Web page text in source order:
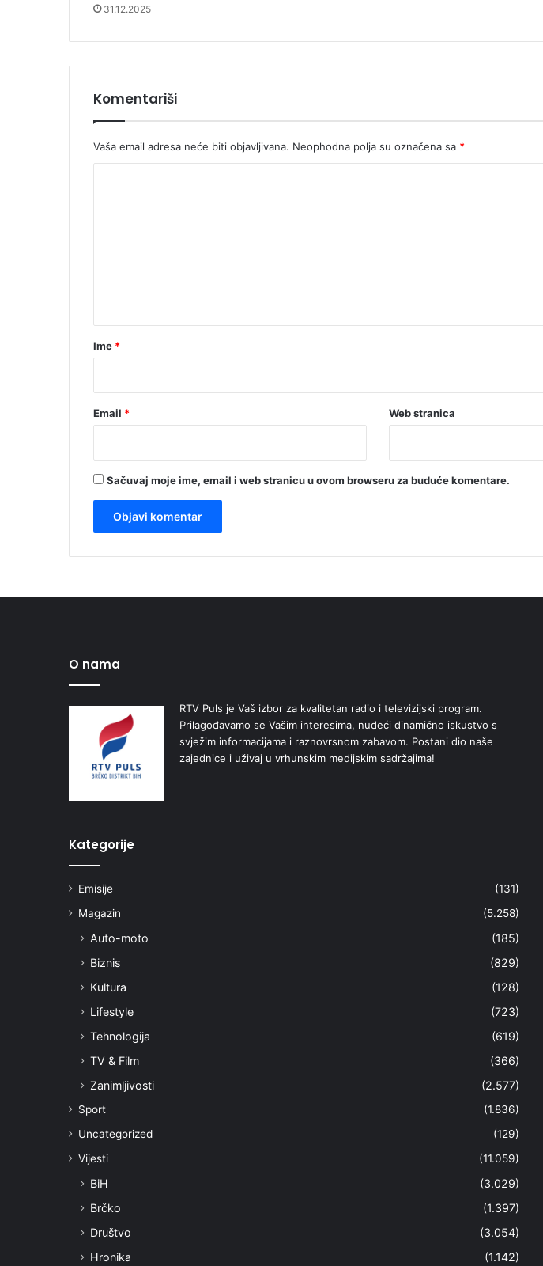
31.12.2025
Komentariši
Vaša email adresa neće biti objavljivana. Neophodna polja su označena sa *
r
Ime *
Email * Web stranica
Sačuvaj moje ime, email i web stranicu u ovom browseru za buduće komentare.
O nama
RTV Puls je Vaš izbor za kvalitetan radio i televizijski program.
Prilagođavamo se Vašim interesima, nudeći dinamično iskustvo s
svježim informacijama i raznovrsnom zabavom. Postani dio naše
zajednice i uživaj u vrhunskim medijskim sadržajima!
Kategorije
Emisije
(131)
Magazin
(5.258)
Auto-moto
(185)
Biznis
(829)
Kultura
(128)
Lifestyle
(723)
Tehnologija
(619)
TV & Film
(366)
Zanimljivosti
(2.577)
Sport
(1.836)
Uncategorized
(129)
Vijesti
(11.059)
BiH
(3.029)
Brčko
(1.397)
Društvo
(3.054)
Hronika
(1.142)